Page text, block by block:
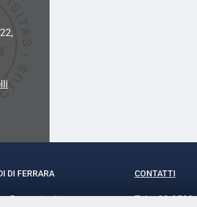
DI FERRARA
Ramaciotti
CONTATTI
Tel. +39 0532